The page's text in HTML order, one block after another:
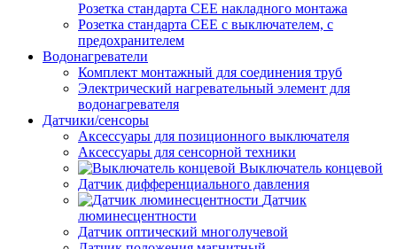
Розетка стандарта СЕЕ накладного монтажа
Розетка стандарта СЕЕ с выключателем, с
предохранителем
Водонагреватели
Комплект монтажный для соединения труб
Электрический нагревательный элемент для
водонагревателя
Датчики/сенсоры
Аксессуары для позиционного выключателя
Аксессуары для сенсорной техники
Выключатель концевой
Датчик дифференциального давления
Датчик
люминесцентности
Датчик оптический многолучевой